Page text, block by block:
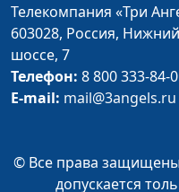
Нет, жизнь земная не
ничтожна (Лев
Бакунин)
Святая весть (Аполлон
Коринфский)
Телекомпания «Три
603028, Россия,
шоссе, 7
Телефон: 8 800 333-84-
E-mail: mail@3angels.ru
© Все права
допускается